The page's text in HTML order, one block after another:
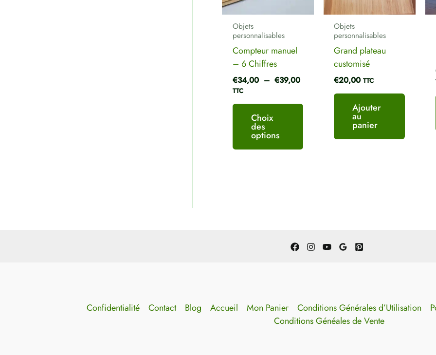
Objets
personnalisables
Compteur manuel
– 6 Chiffres
€34,00 – €39,00
TTC
Choix
des
options
options
Objets
personnalisables
Grand plateau
customisé
€20,00 TTC
Ajouter
au
panier
Confidentialité Contact Blog Accueil Mon Panier Conditions Générales d’Utilisation
Conditions Généales de Vente